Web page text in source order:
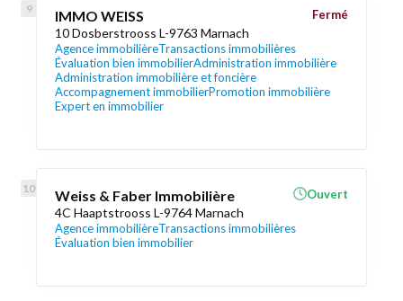
IMMO WEISS
10 Dosberstrooss L-9763 Marnach
Agence immobilièreTransactions immobilières
Évaluation bien immobilierAdministration immobilière
Administration immobilière et foncière
Accompagnement immobilierPromotion immobilière
Expert en immobilier
Fermé
Weiss & Faber Immobilière
4C Haaptstrooss L-9764 Marnach
Agence immobilièreTransactions immobilières
Évaluation bien immobilier
Ouvert